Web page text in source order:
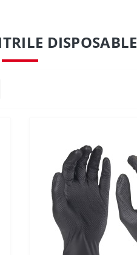
DISPOSABLE